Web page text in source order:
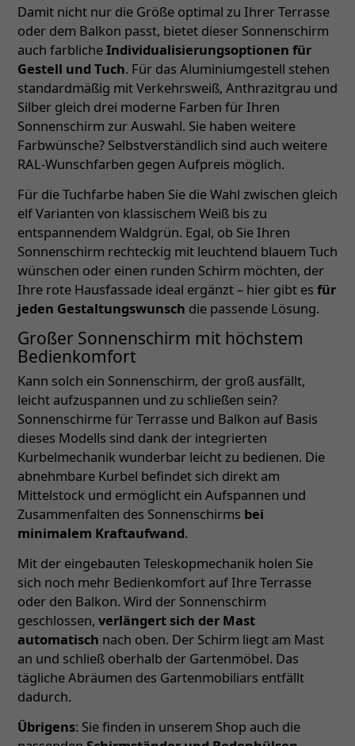
Damit nicht nur die Größe optimal zu Ihrer Terrasse
oder dem Balkon passt, bietet dieser Sonnenschirm
auch farblicheIndividualisierungsoptionen für
Gestell und Tuch. Für das Aluminiumgestell stehen
standardmäßig mit Verkehrsweiß, Anthrazitgrau und
Silber gleich drei moderne Farben für Ihren
Sonnenschirm zur Auswahl. Sie haben weitere
Farbwünsche? Selbstverständlich sind auch weitere
RAL-Wunschfarben gegen Aufpreis möglich.
Für die Tuchfarbe haben Sie die Wahl zwischen gleich
elf Varianten von klassischem Weiß bis zu
entspannendem Waldgrün. Egal, ob Sie Ihren
Sonnenschirm rechteckig mit leuchtend blauem Tuch
wünschen oder einen runden Schirm möchten, der
Ihre rote Hausfassade ideal ergänzt – hier gibt es für
jeden Gestaltungswunsch die passende Lösung.
Großer Sonnenschirm mit höchstem
Bedienkomfort
Kann solch ein Sonnenschirm, der groß ausfällt,
leicht aufzuspannen und zu schließen sein?
Sonnenschirme für Terrasse und Balkon auf Basis
dieses Modells sind dank der integrierten
Kurbelmechanik wunderbar leicht zu bedienen. Die
abnehmbare Kurbel befindet sich direkt am
Mittelstock und ermöglicht ein Aufspannen und
Zusammenfalten des Sonnenschirms bei
minimalem Kraftaufwand.
Mit der eingebauten Teleskopmechanik holen Sie
sich noch mehr Bedienkomfort auf Ihre Terrasse
oder den Balkon. Wird der Sonnenschirm
geschlossen, verlängert sich der Mast
automatisch nach oben. Der Schirm liegt am Mast
an und schließ oberhalb der Gartenmöbel. Das
tägliche Abräumen des Gartenmobiliars entfällt
dadurch.
Übrigens: Sie finden in unserem Shop auch die